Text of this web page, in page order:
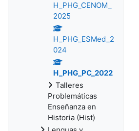
H_PHG_CENOM_
2025
H_PHG_ESMed_2
024
H_PHG_PC_2022
Talleres
Problemáticas
Enseñanza en
Historia (Hist)